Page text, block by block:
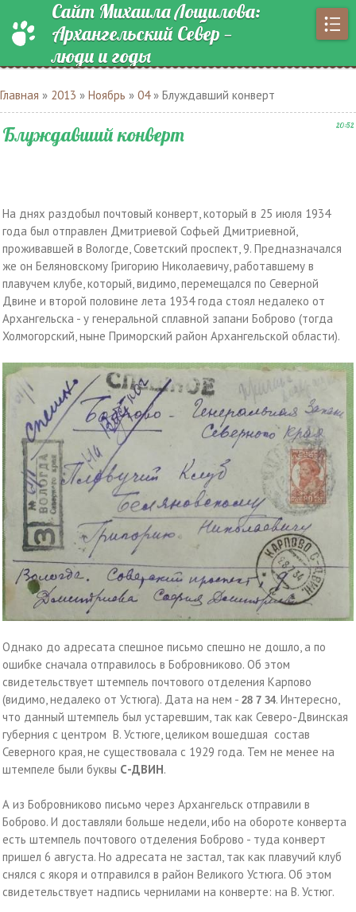
Сайт Михаила Лощилова:
Архангельский Север —
люди и годы
Главная » 2013 » Ноябрь » 04» Блуждавший конверт
20:52
Блуждавший конверт
На днях раздобыл почтовый конверт, который в 25 июля 1934
года был отправлен Дмитриевой Софьей Дмитриевной,
проживавшей в Вологде, Советский проспект, 9. Предназначался
же он Беляновскому Григорию Николаевичу, работавшему в
плавучем клубе, который, видимо, перемещался по Северной
Двине и второй половине лета 1934 года стоял недалеко от
Архангельска - у генеральной сплавной запани Боброво (тогда
Холмогорский, ныне Приморский район Архангельской области).
Однако до адресата спешное письмо спешно не дошло, а по
ошибке сначала отправилось в Бобровниково. Об этом
свидетельствует штемпель почтового отделения Карпово
(видимо, недалеко от Устюга). Дата на нем - 28 7 34. Интересно,
что данный штемпель был устаревшим, так как Северо-Двинская
губерния с центром В. Устюге, целиком вошедшая состав
Северного края, не существовала с 1929 года. Тем не менее на
штемпеле были буквы С-ДВИН.
А из Бобровниково письмо через Архангельск отправили в
Боброво. И доставляли больше недели, ибо на обороте конверта
есть штемпель почтового отделения Боброво - туда конверт
пришел 6 августа. Но адресата не застал, так как плавучий клуб
снялся с якоря и отправился в район Великого Устюга. Об этом
свидетельствует надпись чернилами на конверте: на В. Устюг.